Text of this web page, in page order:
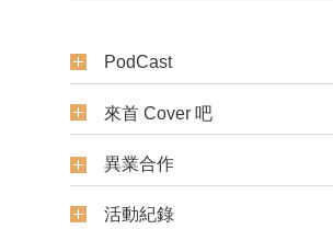
PodCast
來首 Cover 吧
異業合作
活動紀錄